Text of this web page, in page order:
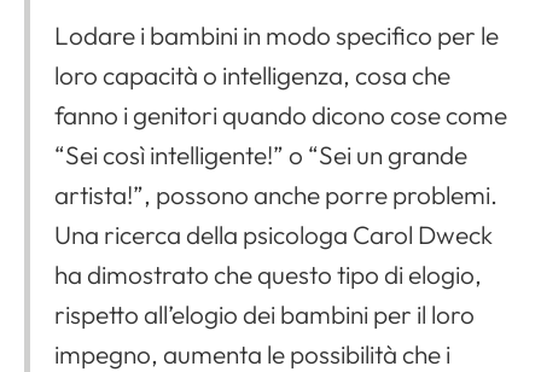
Lodare i bambini in modo specifico per le
loro capacità o intelligenza, cosa che
fanno i genitori quando dicono cose come
“Sei così intelligente!” o “Sei un grande
artista!”, possono anche porre problemi.
Una ricerca della psicologa Carol Dweck
ha dimostrato che questo tipo di elogio,
rispetto all’elogio dei bambini per il loro
impegno, aumenta le possibilità che i